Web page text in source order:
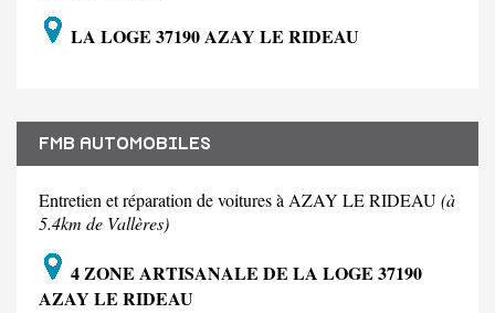
LA LOGE 37190 AZAY LE RIDEAU
FMB AUTOMOBILES
Entretien et réparation de voitures à AZAY LE RIDEAU(à
5.4km de Vallères)
4 ZONE ARTISANALE DE LA LOGE 37190
AZAY LE RIDEAU